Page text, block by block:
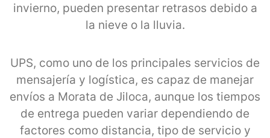
invierno, pueden presentar retrasos debido a
la nieve o la lluvia.
UPS, como uno de los principales servicios de
mensajería y logística, es capaz de manejar
envíos a Morata de Jiloca, aunque los tiempos
de entrega pueden variar dependiendo de
factores como distancia, tipo de servicio y